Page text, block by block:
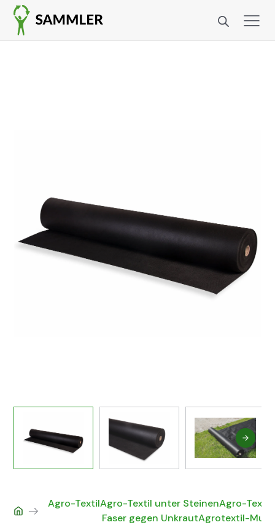
Agro-Tex­tilAgro-Tex­til unter SteinenAgro-Tex­til
Fas­er gegen UnkrautAgro­tex­til-